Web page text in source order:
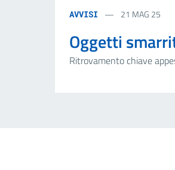
AVVISI 21 MAG 25
Oggetti
Ritrovamento chiave